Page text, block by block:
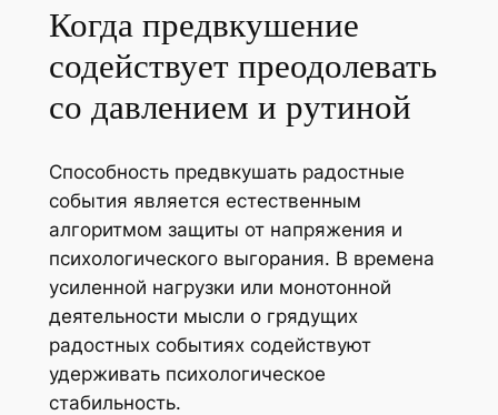
Когда предвкушение
содействует преодолевать
со давлением и рутиной
Способность предвкушать радостные
события является естественным
алгоритмом защиты от напряжения и
психологического выгорания. В времена
усиленной нагрузки или монотонной
деятельности мысли о грядущих
радостных событиях содействуют
удерживать психологическое
стабильность.